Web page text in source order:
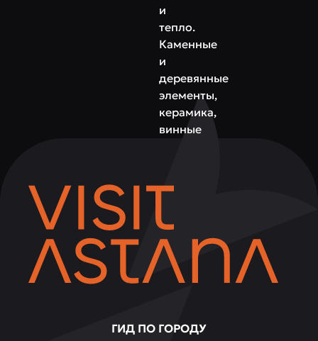
и
тепло.
Каменные
и
деревянные
элементы,
керамика,
винные
атмосферу
уюта
праздника.
барной
ГИД ПО ГОРОДУ